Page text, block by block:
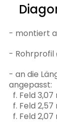
- montiert
- Rohrprofil
- an die
angepasst:
f. Feld
f. Feld 2,57
f. Feld